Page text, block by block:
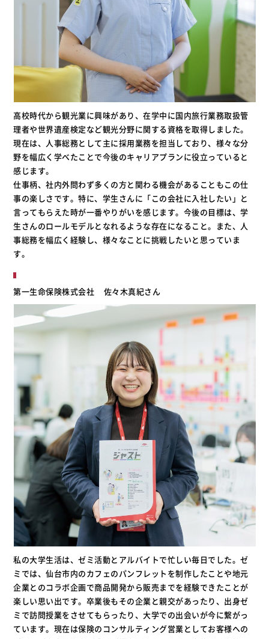
高校時代から観光業に興味があり、在学中に国内旅行業務取扱管
理者や世界遺産検定など観光分野に関する資格を取得しました。
現在は、人事総務として主に採用業務を担当しており、様々な分
野を幅広く学べたことで今後のキャリアプランに役立っていると
感じます。
仕事柄、社内外問わず多くの方と関わる機会があることもこの仕
事の楽しさです。特に、学生さんに「この会社に入社したい」と
言ってもらえた時が一番やりがいを感じます。今後の目標は、学
生さんのロールモデルとなれるような存在になること。また、人
事総務を幅広く経験し、様々なことに挑戦したいと思っていま
す。
第一生命保険株式会社 佐々木真紀さん
私の大学生活は、ゼミ活動とアルバイトで忙しい毎日でした。ゼ
ミでは、仙台市内のカフェのパンフレットを制作したことや地元
企業とのコラボ企画で商品開発から販売までを経験できたことが
楽しい思い出です。卒業後もその企業と親交があったり、出身ゼ
ミで訪問授業をさせてもらったり、大学での出会いが今に繋がっ
ています。現在は保険のコンサルティング営業としてお客様への